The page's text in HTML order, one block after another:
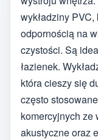
wykładziny
odpornością na
czystości. Są
łazienek.
która cieszy się
często
komercyjnych ze
akustyczne oraz